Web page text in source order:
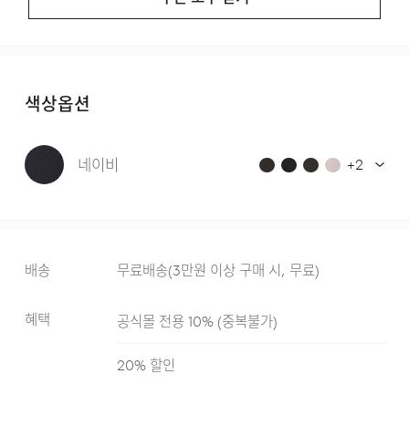
색상옵션
네이비 +2
카키
배송 무료배송(3만원 이상 구매 시, 무료)
혜택 공식몰 전용 10%(중복불가)
20% 할인